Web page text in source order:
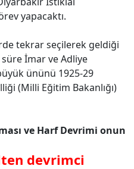
yapacaktı.
tekrar seçilerek geldiği
İmar ve Adliye
ününü 1925-29
(Milli Eğitim Bakanlığı)
ve Harf Devrimi onun
devrimci